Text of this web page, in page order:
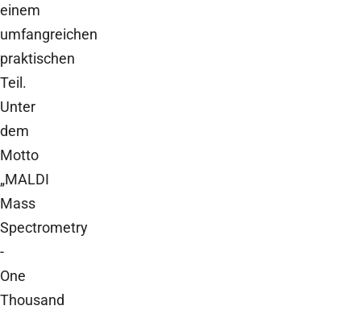
einem
umfangreichen
praktischen
Teil.
Unter
dem
Motto
„MALDI
Mass
Spectrometry
-
One
Thousand